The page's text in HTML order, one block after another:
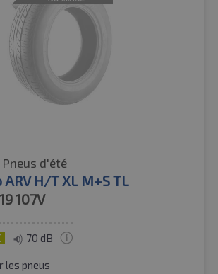
Pneus d'été
H/T XL M+S TL
107V
70 dB
les pneus